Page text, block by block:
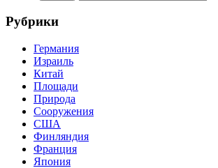
Рубрики
Германия
Израиль
Китай
Площади
Природа
Сооружения
США
Финляндия
Франция
Япония